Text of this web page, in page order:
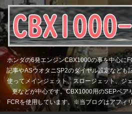
ホンダの6発エンジンCBX1000の事を中心に
記事やASウオタニSP2のダイヤル設定なども
使ってメインジェット、スロージェット、ジ
更などが中心です。CBX1000用のSEPベア
FCRを使用しています。※当ブログはアフィ